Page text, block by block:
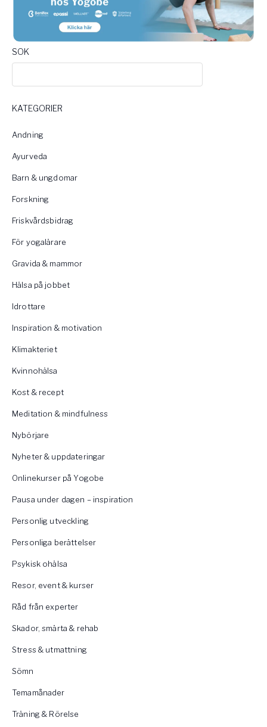
SOK
KATEGORIER
Andning
Ayurveda
Barn & ungdomar
Forskning
Friskvårdsbidrag
För yogalärare
Gravida & mammor
Hälsa på jobbet
Idrottare
Inspiration & motivation
Klimakteriet
Kvinnohälsa
Kost & recept
Meditation & mindfulness
Nybörjare
Nyheter & uppdateringar
Onlinekurser på Yogobe
Pausa under dagen – inspiration
Personlig utveckling
Personliga berättelser
Psykisk ohälsa
Resor, event & kurser
Råd från experter
Skador, smärta & rehab
Stress & utmattning
Sömn
Temamånader
Träning & Rörelse